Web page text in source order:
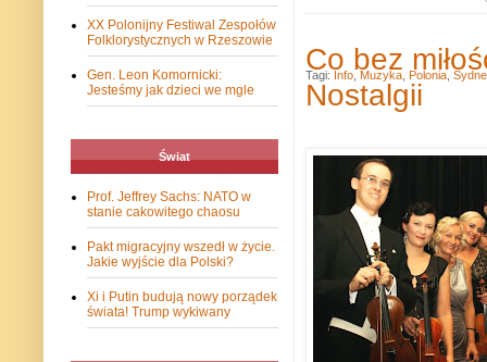
Co bez
Nostalgii
Tagi: Info, Muzyka, Polonia,
XX Polonijny Festiwal Zespołów
Folklorystycznych w Rzeszowie
Gen. Leon Komornicki:
Jesteśmy jak dzieci we mgle
Świat
Prof. Jeffrey Sachs: NATO w
stanie cakowitego chaosu
Pakt migracyjny wszedł w życie.
Jakie wyjście dla Polski?
Xi i Putin budują nowy porządek
świata! Trump wykiwany